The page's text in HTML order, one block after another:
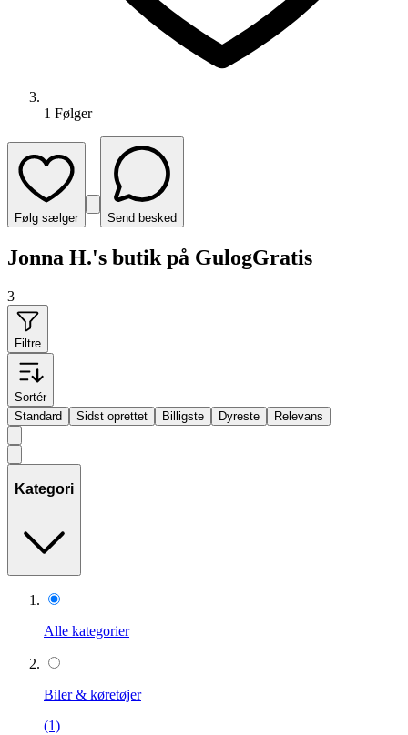
1 Følger
Følg sælger Send besked
Jonna H.'s butik på GulogGratis
3
Filtre
Sortér
Standard
Sidst oprettet Billigste Dyreste Relevans
Kategori
Alle kategorier
Biler & køretøjer
(1)